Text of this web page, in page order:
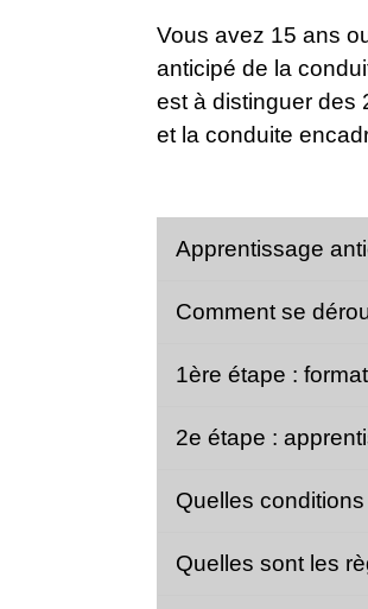
Vous avez 15 ans
anticipé de la
est à distinguer des
et la conduite
Apprentissage
Comment se
1ère étape :
2e étape :
Quelles
Quelles sont les